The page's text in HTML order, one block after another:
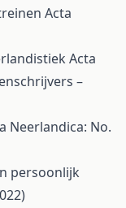
Acta
Acta
–
Neerlandica: No.
persoonlijk